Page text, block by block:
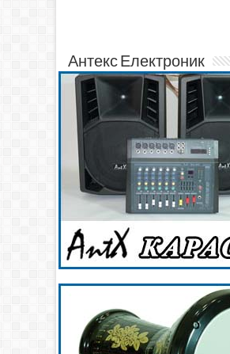
Антекс Електроник